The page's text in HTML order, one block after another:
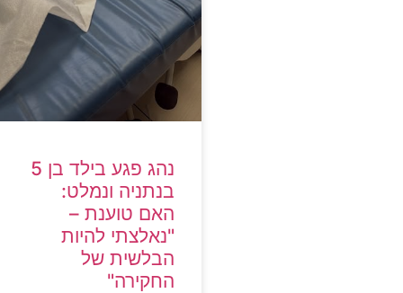
נהג פגע בילד בן 5
בנתניה ונמלט:
האם טוענת –
"נאלצתי להיות
הבלשית של
החקירה"